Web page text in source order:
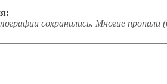
сохранились. Многие пропали